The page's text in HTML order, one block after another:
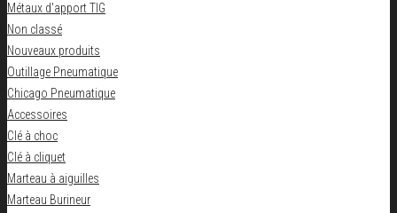
Métaux d'apport TIG
Non classé
Nouveaux produits
Outillage Pneumatique
Chicago Pneumatique
Accessoires
Clé à choc
Clé à cliquet
Marteau à aiguilles
Marteau Burineur